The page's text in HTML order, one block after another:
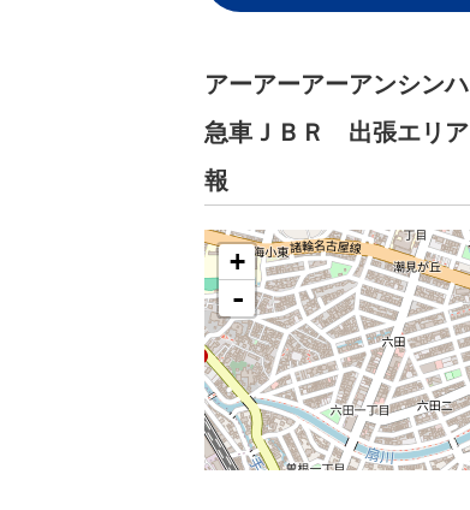
アーアーアーアンシン
急車ＪＢＲ 出張エリア
報
+
-